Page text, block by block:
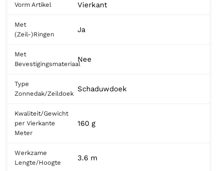
Vorm Artikel Vierkant
Met
(Zeil-)Ringen
Ja
Met
Bevestigingsmateriaal
Nee
Type
Zonnedak/Zeildoek
Schaduwdoek
Kwaliteit/Gewicht
per Vierkante
Meter
160 g
Werkzame
Lengte/Hoogte
3.6 m